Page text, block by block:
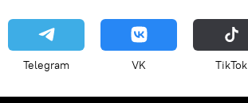
Telegram VK ТikТоk